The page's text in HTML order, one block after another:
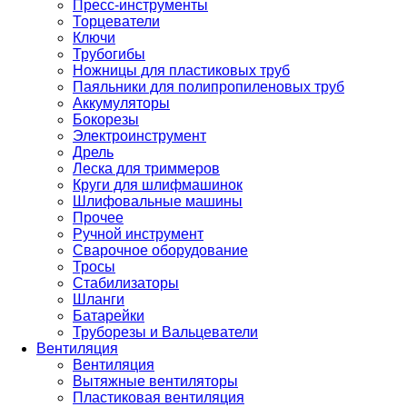
Пресс-инструменты
Торцеватели
Ключи
Трубогибы
Ножницы для пластиковых труб
Паяльники для полипропиленовых труб
Аккумуляторы
Бокорезы
Электроинструмент
Дрель
Леска для триммеров
Круги для шлифмашинок
Шлифовальные машины
Прочее
Ручной инструмент
Сварочное оборудование
Тросы
Стабилизаторы
Шланги
Батарейки
Труборезы и Вальцеватели
Вентиляция
Вентиляция
Вытяжные вентиляторы
Пластиковая вентиляция